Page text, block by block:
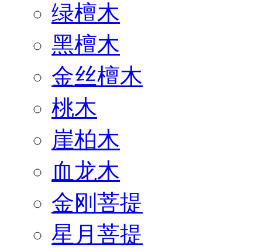
绿檀木
黑檀木
金丝檀木
桃木
崖柏木
血龙木
金刚菩提
星月菩提